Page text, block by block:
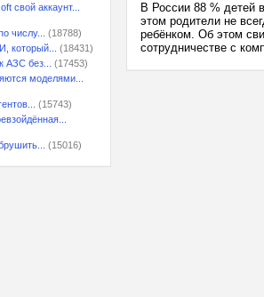
свой аккаунт...
числу...
(18788)
который...
(18431)
АЗС без...
(17453)
моделями...
(15743)
(15016)
В России 88 % детей
этом родители не
ребёнком. Об этом
сотрудничестве с